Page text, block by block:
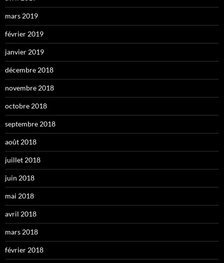
mars 2019
février 2019
janvier 2019
décembre 2018
novembre 2018
octobre 2018
septembre 2018
août 2018
juillet 2018
juin 2018
mai 2018
avril 2018
mars 2018
février 2018